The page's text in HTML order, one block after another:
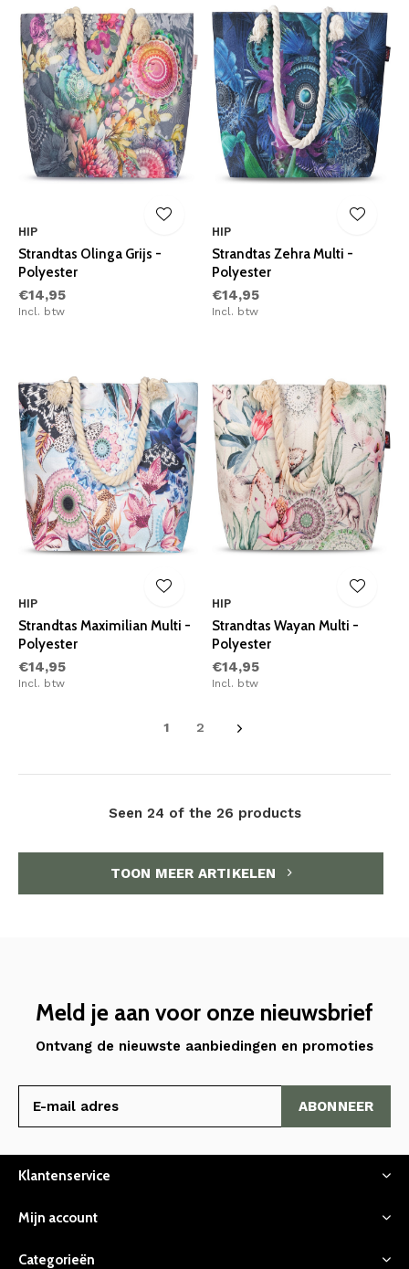
HIP
Strandtas Olinga Grijs -
Polyester
€14,95
Incl. btw
HIP
Strandtas Zehra Multi -
Polyester
€14,95
Incl. btw
HIP
Strandtas Maximilian Multi -
Polyester
€14,95
Incl. btw
HIP
Strandtas Wayan Multi -
Polyester
€14,95
Incl. btw
1 2
Seen 24 of the 26 products
TOON MEER ARTIKELEN
Meld je aan voor onze nieuwsbrief
Ontvang de nieuwste aanbiedingen en promoties
ABONNEER
Klantenservice
Mijn account
Categorieën